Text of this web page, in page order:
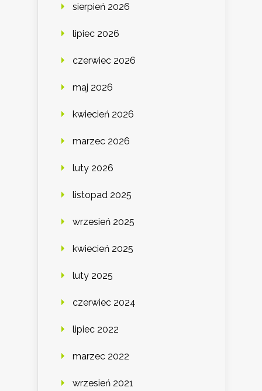
sierpień 2026
lipiec 2026
czerwiec 2026
maj 2026
kwiecień 2026
marzec 2026
luty 2026
listopad 2025
wrzesień 2025
kwiecień 2025
luty 2025
czerwiec 2024
lipiec 2022
marzec 2022
wrzesień 2021